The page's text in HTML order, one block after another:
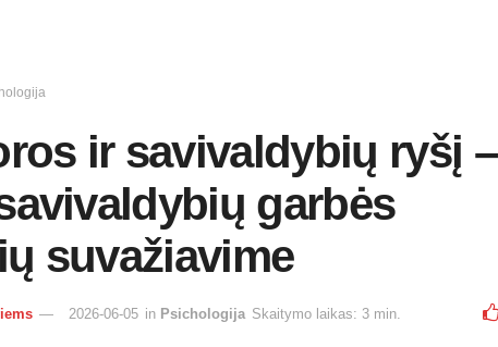
ir savivaldybių ryšį –
garbės
suvažiavime
2026-06-05 in Psichologija Skaitymo laikas: 3 min.